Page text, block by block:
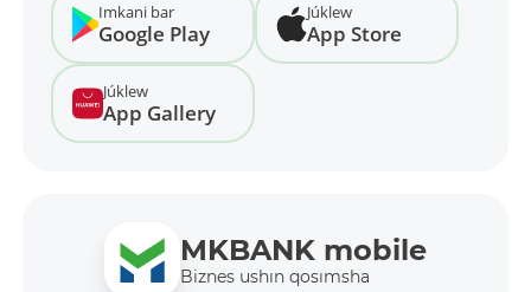
Imkani bar
Google Play
Júklew
App Store
Júklew
App Gallery
MKBANK mobile
Biznes ushın qosımsha